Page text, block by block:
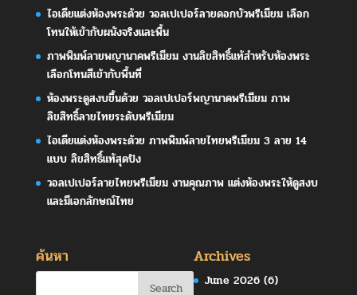
ไอเดียแต่งห้องพระด้วย วอลเปเปอร์ลายดอกบัวพรีเมียม เลือก
โทนให้เข้ากับผนังจริงและพื้น
ภาพพิมพ์ลายพญานาคพรีเมียม งานลิขสิทธิ์แท้สำหรับห้องพระ
เลือกโทนสีเข้ากับพื้นที่
ห้องพระดูสงบขึ้นด้วย วอลเปเปอร์พญานาคพรีเมียม ภาพ
ลิขสิทธิ์ลายไทยระดับพรีเมียม
ไอเดียแต่งห้องพระด้วย ภาพพิมพ์ลายไทยพรีเมียม 3 ลาย 14
แบบ ลิขสิทธิ์แท้สุดปัง
วอลเปเปอร์ลายไทยพรีเมียม งานคุณภาพ แต่งห้องพระให้ดูสงบ
และมีเอกลักษณ์ไทย
ค้นหา Archives
June 2026 (6)